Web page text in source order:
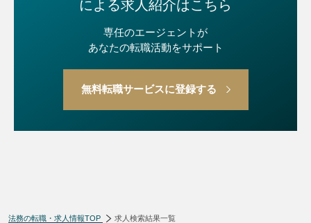
による求人紹介はこちら
専任のエージェントが
あなたの転職活動をサポート
無料転職サービスに登録する
法務の転職・求人情報TOP 求人検索結果一覧